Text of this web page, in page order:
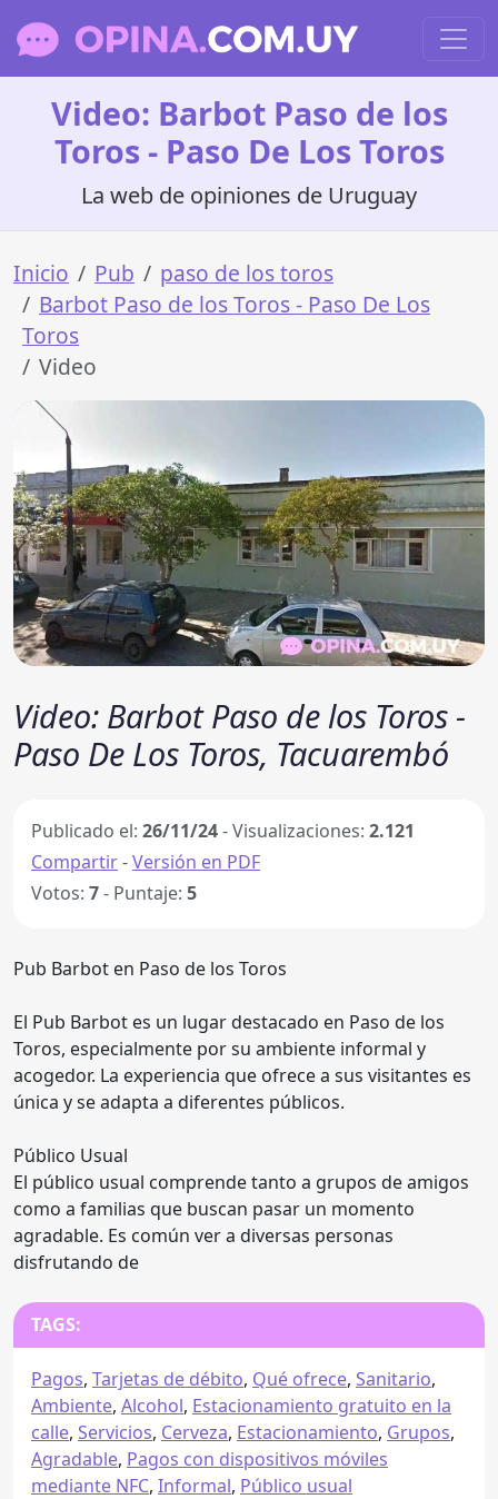
Video: Barbot Paso de los
Toros - Paso De Los Toros
La web de opiniones de Uruguay
Inicio Pub
paso de los toros
Barbot Paso de los Toros - Paso De Los
Toros
Video
Video: Barbot Paso de los Toros -
Paso De Los Toros, Tacuarembó
Publicado el: 26/11/24- Visualizaciones: 2.121
Compartir-Versión en PDF
Votos: 7- Puntaje: 5
Pub Barbot en Paso de los Toros
El Pub Barbot es un lugar destacado en Paso de los
Toros, especialmente por su ambiente informal y
acogedor. La experiencia que ofrece a sus visitantes es
única y se adapta a diferentes públicos.
Público Usual
El público usual comprende tanto a grupos de amigos
como a familias que buscan pasar un momento
agradable. Es común ver a diversas personas
disfrutando de
TAGS:
Pagos, Tarjetas de débito, Qué ofrece, Sanitario,
Ambiente, Alcohol, Estacionamiento gratuito en la
calle, Servicios, Cerveza, Estacionamiento, Grupos,
Agradable, Pagos con dispositivos móviles
mediante NFC, Informal, Público usual